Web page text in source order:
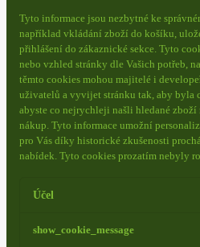
Tyto informace jsou nezbytné ke
například vkládání zboží do košíku,
přihlášení do zákaznické sekce. Tyto
nebo vzhled stránky dle Vašich potřeb,
těmto cookies mohou majitelé i
uživatelů a vyvijet stránku tak, aby byla
abyste co nejrychleji našli hledané
nákup. Tyto informace umožní
pro Vás díky historické zkušenosti
nabídek. Tyto cookies prozatím nebyly
Účel
show_cookie_message